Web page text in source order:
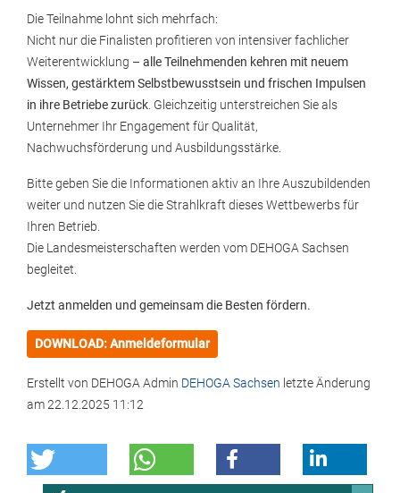
Die Teilnahme lohnt sich mehrfach:
Nicht nur die Finalisten profitieren von intensiver fachlicher
Weiterentwicklung – alle Teilnehmenden kehren mit neuem
Wissen, gestärktem Selbstbewusstsein und frischen Impulsen
in ihre Betriebe zurück . Gleichzeitig unterstreichen Sie als
Unternehmer Ihr Engagement für Qualität,
Nachwuchsförderung und Ausbildungsstärke.
Bitte geben Sie die Informationen aktiv an Ihre Auszubildenden
weiter und nutzen Sie die Strahlkraft dieses Wettbewerbs für
Ihren Betrieb.
Die Landesmeisterschaften werden vom DEHOGA Sachsen
begleitet.
Jetzt anmelden und gemeinsam die Besten fördern.
DOWNLOAD: Anmeldeformular
Erstellt von DEHOGA Admin DEHOGA Sachsen letzte Änderung
am22.12.2025 11:12